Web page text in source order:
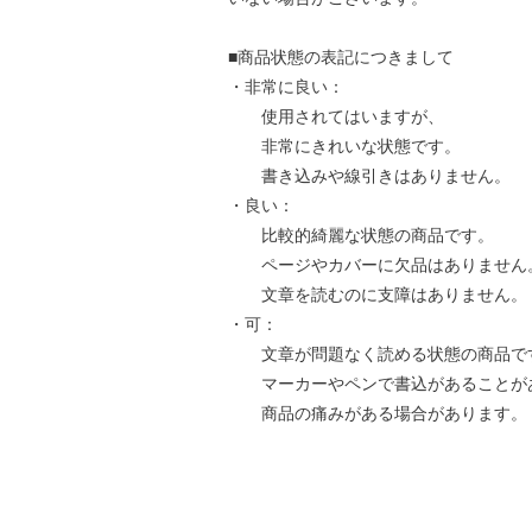
■商品状態の表記につきまして
・非常に良い：
使用されてはいますが、
非常にきれいな状態です。
書き込みや線引きはありません。
・良い：
比較的綺麗な状態の商品です。
ページやカバーに欠品はありません
文章を読むのに支障はありません。
・可：
文章が問題なく読める状態の商品で
マーカーやペンで書込があることが
商品の痛みがある場合があります。